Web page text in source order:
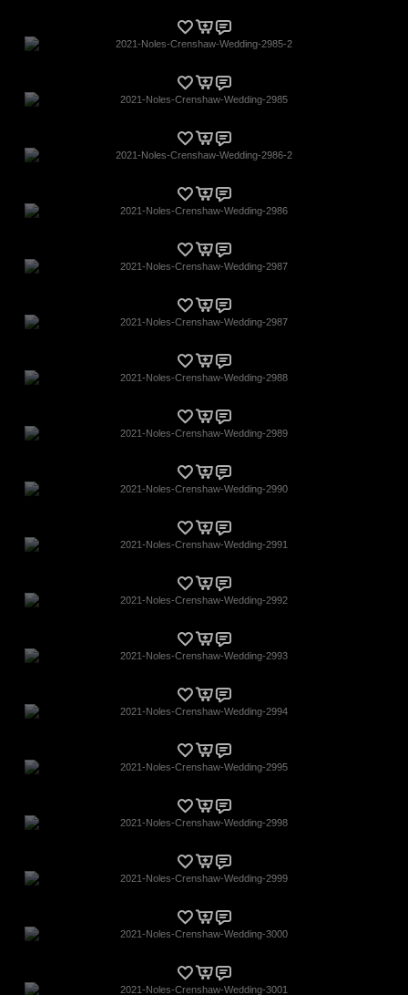
2021-Noles-Crenshaw-Wedding-2985-2
2021-Noles-Crenshaw-Wedding-2985
2021-Noles-Crenshaw-Wedding-2986-2
2021-Noles-Crenshaw-Wedding-2986
2021-Noles-Crenshaw-Wedding-2987
2021-Noles-Crenshaw-Wedding-2987
2021-Noles-Crenshaw-Wedding-2988
2021-Noles-Crenshaw-Wedding-2989
2021-Noles-Crenshaw-Wedding-2990
2021-Noles-Crenshaw-Wedding-2991
2021-Noles-Crenshaw-Wedding-2992
2021-Noles-Crenshaw-Wedding-2993
2021-Noles-Crenshaw-Wedding-2994
2021-Noles-Crenshaw-Wedding-2995
2021-Noles-Crenshaw-Wedding-2998
2021-Noles-Crenshaw-Wedding-2999
2021-Noles-Crenshaw-Wedding-3000
2021-Noles-Crenshaw-Wedding-3001